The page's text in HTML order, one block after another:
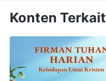
Konten Terkait